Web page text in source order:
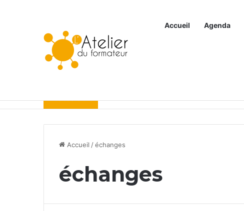
Accueil Agenda
Articles à la une
Accueil /échanges
échanges